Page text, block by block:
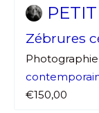
Zébrures
€150,00